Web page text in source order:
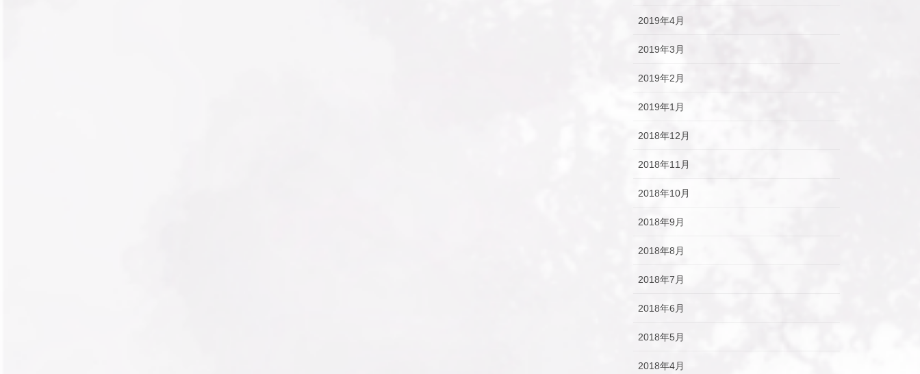
2019年4月
2019年3月
2019年2月
2019年1月
2018年12月
2018年11月
2018年10月
2018年9月
2018年8月
2018年7月
2018年6月
2018年5月
2018年4月